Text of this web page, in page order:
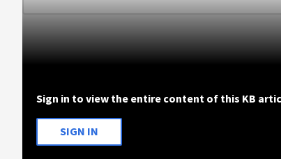
Sign in to view the entire content of this KB
SIGN IN